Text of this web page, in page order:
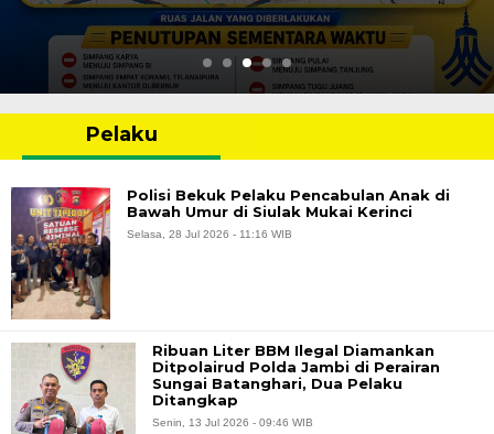
Pelaku
Polisi Bekuk Pelaku Pencabulan Anak di
Bawah Umur di Siulak Mukai Kerinci
Selasa, 28 Jul 2026 - 11:16 WIB
Ribuan Liter BBM Ilegal Diamankan
Ditpolairud Polda Jambi di Perairan
Sungai Batanghari, Dua Pelaku
Ditangkap
Senin, 13 Jul 2026 - 09:46 WIB